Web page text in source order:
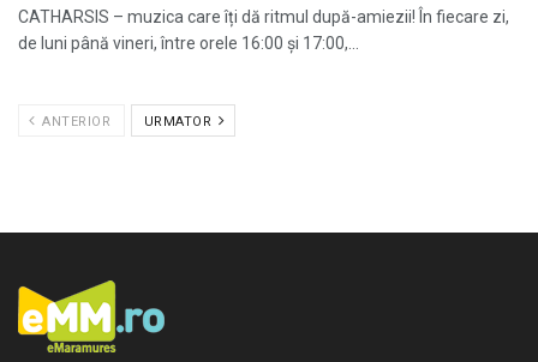
CATHARSIS – muzica care îți dă ritmul după-amiezii! În fiecare zi,
de luni până vineri, între orele 16:00 și 17:00,...
ANTERIOR URMATOR